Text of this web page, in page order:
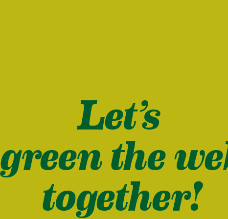
Let’s
green the
together!